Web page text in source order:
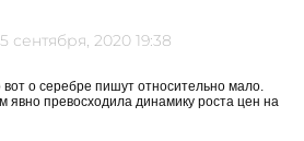
5 сентября, 2020 19:38
о серебре пишут относительно мало.
явно превосходила динамику роста цен на